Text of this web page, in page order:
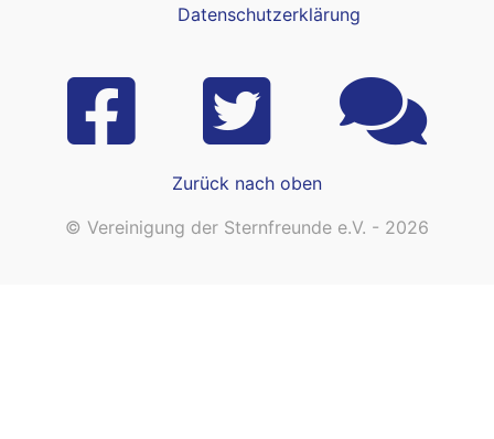
Datenschutzerklärung
Zurück nach oben
© Vereinigung der Sternfreunde e.V. - 2026